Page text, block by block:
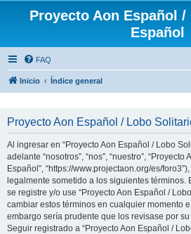
Proyecto Aon Español
Español
FAQ
Inicio Índice general
Proyecto Aon Español / Lobo
Al ingresar en “Proyecto Aon Español / Lobo
adelante “nosotros”, “nos”, “nuestro”,
Español”, “https://www.projectaon.org/es/
legalmente sometido a los siguientes términos.
se registre y/o use “Proyecto Aon Español /
cambiar estos términos en cualquier momento
embargo sería prudente que los revisase por
Seguir registrado a “Proyecto Aon Español /